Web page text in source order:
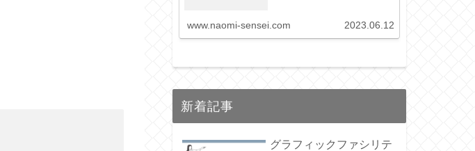
www.naomi-sensei.com 2023.06.12
新着記事
グラフィックファシリテ